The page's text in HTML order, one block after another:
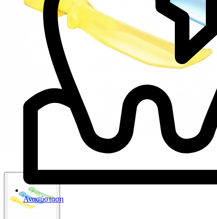
Ανασύσταση